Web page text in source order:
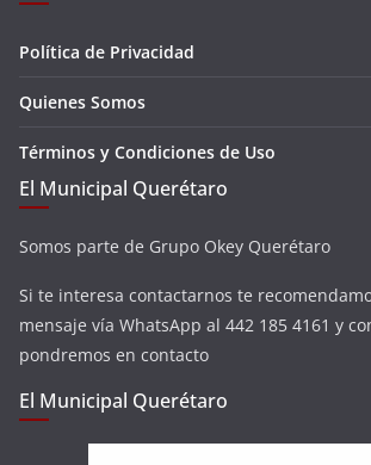
Política de Privacidad
Quienes Somos
Términos y Condiciones de Uso
El Municipal Querétaro
Somos parte de Grupo Okey Querétaro
Si te interesa contactarnos te
mensaje vía WhatsApp al 442 185 4161 y
pondremos en contacto
El Municipal Querétaro